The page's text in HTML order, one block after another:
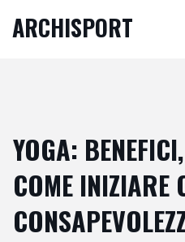
ARCHISPORT
YOGA:
COME INIZIARE